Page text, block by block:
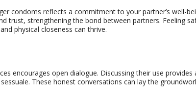
condoms reflects a commitment to your partner’s well-
trust, strengthening the bond between partners. Feeling
physical closeness can thrive.
encourages open dialogue. Discussing their use provides
These honest conversations can lay the